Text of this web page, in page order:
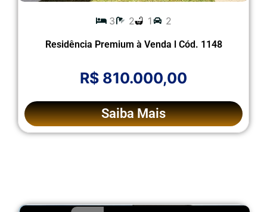
3 2 1 2
Residência Premium à Venda l Cód. 1148
R$ 810.000,00
Saiba Mais